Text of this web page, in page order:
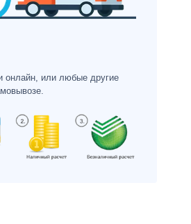
онлайн, или любые другие